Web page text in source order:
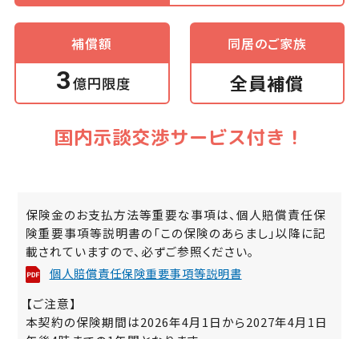
補償額
3億円限度
同居のご家族
全員補償
国内示談交渉サービス付き！
保険金のお支払方法等重要な事項は、個人賠償責任保
険重要事項等説明書の「この保険のあらまし」以降に記
載されていますので、必ずご参照ください。
個人賠償責任保険重要事項等説明書
【ご注意】
本契約の保険期間は2026年4月1日から2027年4月1日